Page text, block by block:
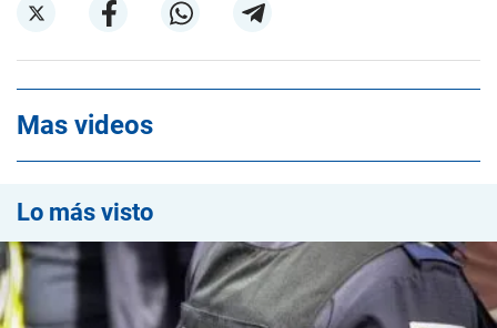
Mas videos
Lo más visto